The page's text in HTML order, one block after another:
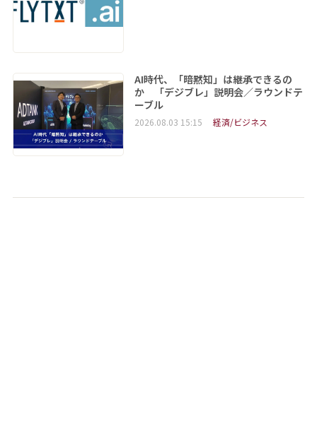
AI時代、「暗黙知」は継承できるの
か 「デジブレ」説明会／ラウンドテ
ーブル
2026.08.03 15:15 経済/ビジネス